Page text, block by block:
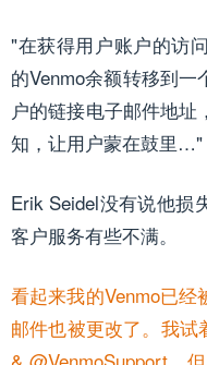
"在获得用户账户的访
的Venmo余额转移到
户的链接电子邮件地
知，让用户蒙在鼓里…"
Erik Seidel没有说他损
客户服务有些不满。
看起来我的Venmo已
邮件也被更改了。我试